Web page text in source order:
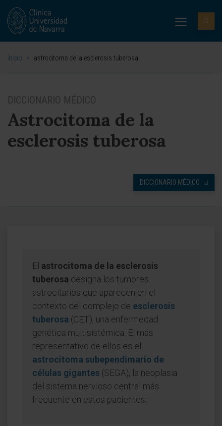
Inicio > astrocitoma de la esclerosis tuberosa
DICCIONARIO MÉDICO
Astrocitoma de la
esclerosis tuberosa
DICCIONARIO MÉDICO
El astrocitoma de la esclerosis
tuberosa designa los tumores
astrocitarios que aparecen en el
contexto del complejo de esclerosis
tuberosa (CET), una enfermedad
genética multisistémica. El más
representativo de ellos es el
astrocitoma subependimario de
células gigantes (SEGA), la neoplasia
del sistema nervioso central más
frecuente en estos pacientes.